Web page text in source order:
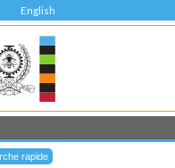
English